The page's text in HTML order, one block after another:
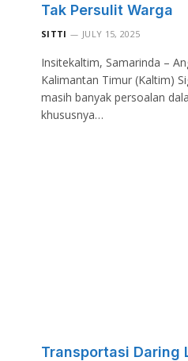
Tak Persulit Warga
SITTI JULY 15, 2025
Insitekaltim, Samarinda –
Kalimantan Timur (Kaltim)
masih banyak persoalan
khususnya…
Transportasi Daring